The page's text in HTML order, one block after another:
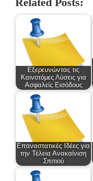
Εξερευνώντας τις
Καινοτόμες Λύσεις για
Ασφαλείς Εισόδους
Επαναστατικές Ιδέες για
την Τέλεια Ανακαίνιση
Σπιτιού